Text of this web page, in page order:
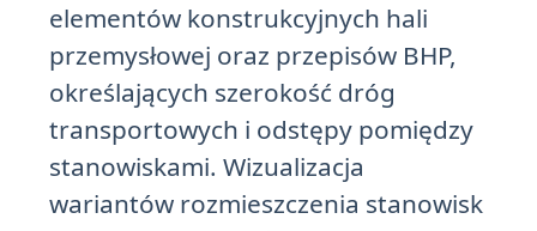
elementów konstrukcyjnych hali
przemysłowej oraz przepisów BHP,
określających szerokość dróg
transportowych i odstępy pomiędzy
stanowiskami. Wizualizacja
wariantów rozmieszczenia stanowisk